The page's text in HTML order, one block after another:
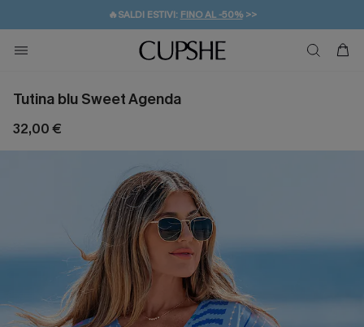
🔥SALDI ESTIVI: FINO AL -50%>>
🚚SPEDIZIONE GRATUITA DA 49€
💌REGALO PER I NUOVI: 20% DI SCONTO*
Tutina blu Sweet Agenda
32,00 €